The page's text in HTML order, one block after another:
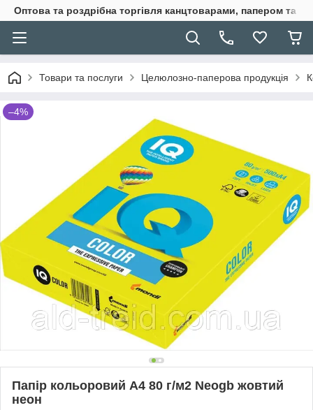
Оптова та роздрібна торгівля канцтоварами, папером та
Товари та послуги Целюлозно-паперова продукція
–4%
Папір кольоровий А4 80 г/м2 Neogb жовтий
неон